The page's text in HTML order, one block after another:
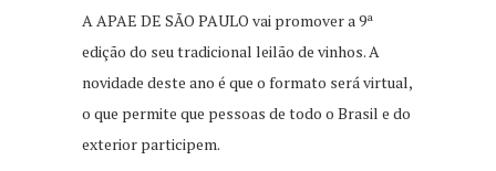
A APAE DE SÃO PAULO vai promover a 9ª
edição do seu tradicional leilão de vinhos. A
novidade deste ano é que o formato será virtual,
o que permite que pessoas de todo o Brasil e do
exterior participem.